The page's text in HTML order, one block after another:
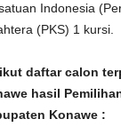
Indonesia
(PKS) 1 kursi.
daftar calon
hasil
Konawe :